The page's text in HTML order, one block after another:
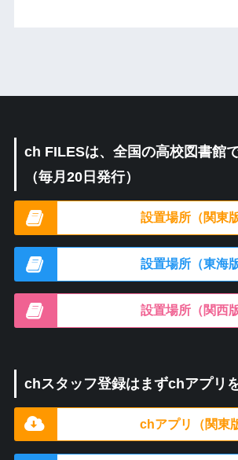
ch FILESは、全国の高校図書館
（毎月20日発行）
設置場所（関東版
設置場所（東海版
設置場所（関西版
chスタッフ登録はまずchアプリ
chアプリ（関東